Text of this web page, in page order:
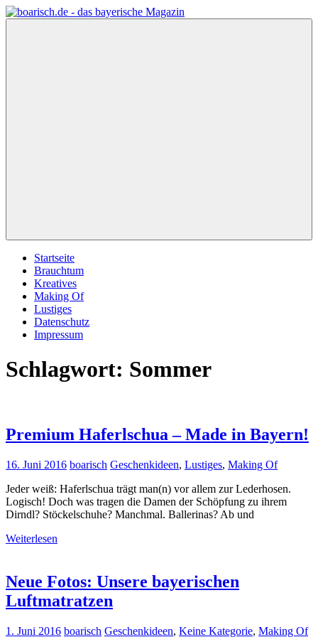
Zum
Inhalt
Startseite
Brauchtum
Kreatives
Making Of
Lustiges
Datenschutz
Impressum
Schlagwort: Sommer
Premium Haferlschua – Made in Bayern!
16. Juni 2016 boarisch Geschenkideen, Lustiges, Making Of
Jeder weiß: Haferlschua trägt man(n) vor allem zur Lederhosen.
Logisch! Doch was tragen die Damen der Schöpfung zu ihrem
Dirndl? Stöckelschuhe? Manchmal. Ballerinas? Ab und
Weiterlesen
Neue Fotos: Unsere bayerischen
Luftmatratzen
1. Juni 2016 boarisch Geschenkideen, Keine Kategorie, Making Of